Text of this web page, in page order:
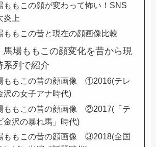
ももこの顔が変わって怖い！SNS
炎上
ももこの昔と現在の顔画像比較
馬場ももこの顔変化を昔から現
系列で紹介
ももこの昔の顔画像 ①2016(テレ
沢の女子アナ時代)
ももこの昔の顔画像 ②2017(「テ
金沢の暴れ馬」時代)
ももこの昔の顔画像 ③2018(全国